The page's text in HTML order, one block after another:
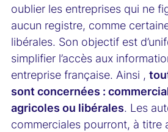
oublier les entreprises qui ne
aucun registre, comme
libérales. Son objectif est
simplifier l’accès aux
entreprise française. Ainsi ,
sont concernées :
agricoles ou libérales. Les
commerciales pourront, à titre